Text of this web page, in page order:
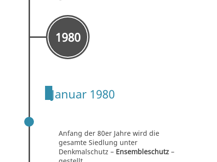
1980
Januar 1980
Anfang der 80er Jahre wird die
gesamte Siedlung unter
Denkmalschutz – Ensembleschutz –